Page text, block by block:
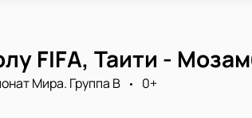
FIFA, Таити -
Мира. Группа B
0+